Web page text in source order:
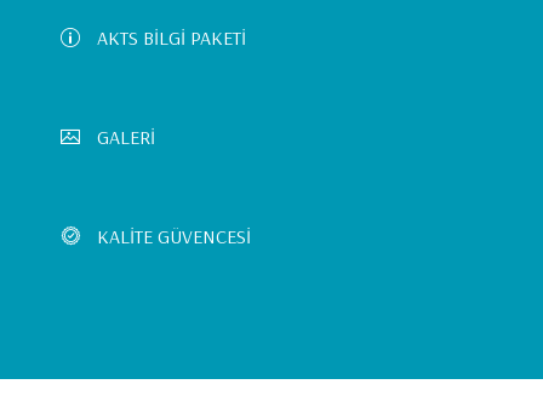
MenuAKTS BİLGİ PAKETİ
GALERİ
KALİTE GÜVENCESİ